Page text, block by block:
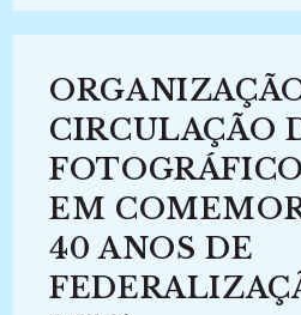
ÚLTIMA
ACERVO
DO
ARQUIVO
DO
ESTADO
S.
P.
(1999)
CIRCULAÇÃO
EM
40 ANOS DE